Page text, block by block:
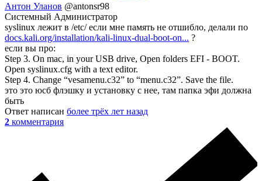
Антон Уланов @antonsr98
Системный Администратор
syslinux лежит в /etc/ если мне память не отшибло, делали по
docs.kali.org/installation/kali-linux-dual-boot-on... ?
если вы про:
Step 3. On mac, in your USB drive, Open folders EFI - BOOT.
Open syslinux.cfg with a text editor.
Step 4. Change “vesamenu.c32” to “menu.c32”. Save the file.
это это юсб флэшку и установку с нее, там папка эфи должна
быть
Ответ написан более трёх лет назад
2 комментария